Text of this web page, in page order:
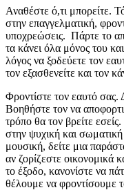
Αναθέστε ό,τι μπορείτε.
στην επαγγελματική,
υποχρεώσεις. Πάρτε το
τα κάνει όλα μόνος του
λόγος να ξοδεύετε τον
τον εξασθενείτε και τον
Φροντίστε τον εαυτό σας.
Βοηθήστε τον να
τρόπο θα τον βρείτε
στην ψυχική και
μουσική, δείτε μια
αν ζορίζεστε οικονομικά
το έξοδο, κανονίστε να
θέλουμε να φροντίσουμε